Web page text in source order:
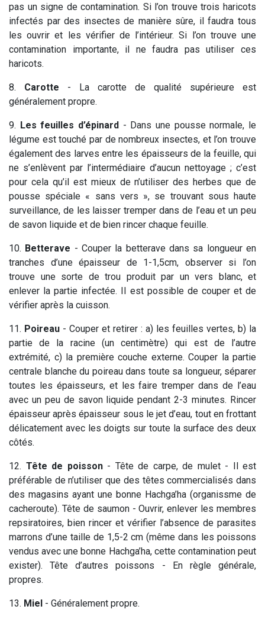
pas un signe de contamination. Si l’on trouve trois haricots
infectés par des insectes de manière sûre, il faudra tous
les ouvrir et les vérifier de l’intérieur. Si l’on trouve une
contamination importante, il ne faudra pas utiliser ces
haricots.
8. Carotte - La carotte de qualité supérieure est
généralement propre.
9. Les feuilles d’épinard - Dans une pousse normale, le
légume est touché par de nombreux insectes, et l’on trouve
également des larves entre les épaisseurs de la feuille, qui
ne s’enlèvent par l’intermédiaire d’aucun nettoyage ; c’est
pour cela qu’il est mieux de n’utiliser des herbes que de
pousse spéciale « sans vers », se trouvant sous haute
surveillance, de les laisser tremper dans de l’eau et un peu
de savon liquide et de bien rincer chaque feuille.
10. Betterave - Couper la betterave dans sa longueur en
tranches d’une épaisseur de 1-1,5cm, observer si l’on
trouve une sorte de trou produit par un vers blanc, et
enlever la partie infectée. Il est possible de couper et de
vérifier après la cuisson.
11. Poireau - Couper et retirer : a) les feuilles vertes, b) la
partie de la racine (un centimètre) qui est de l’autre
extrémité, c) la première couche externe. Couper la partie
centrale blanche du poireau dans toute sa longueur, séparer
toutes les épaisseurs, et les faire tremper dans de l’eau
avec un peu de savon liquide pendant 2-3 minutes. Rincer
épaisseur après épaisseur sous le jet d’eau, tout en frottant
délicatement avec les doigts sur toute la surface des deux
côtés.
12. Tête de poisson- Tête de carpe, de mulet - Il est
préférable de n’utiliser que des têtes commercialisés dans
des magasins ayant une bonne Hachga’ha (organissme de
cacheroute). Tête de saumon - Ouvrir, enlever les membres
repsiratoires, bien rincer et vérifier l’absence de parasites
marrons d’une taille de 1,5-2 cm (même dans les poissons
vendus avec une bonne Hachga’ha, cette contamination peut
exister). Tête d’autres poissons - En règle générale,
propres.
13. Miel - Généralement propre.